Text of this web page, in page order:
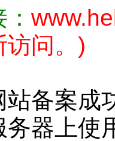
访问。)
备案成
器上使